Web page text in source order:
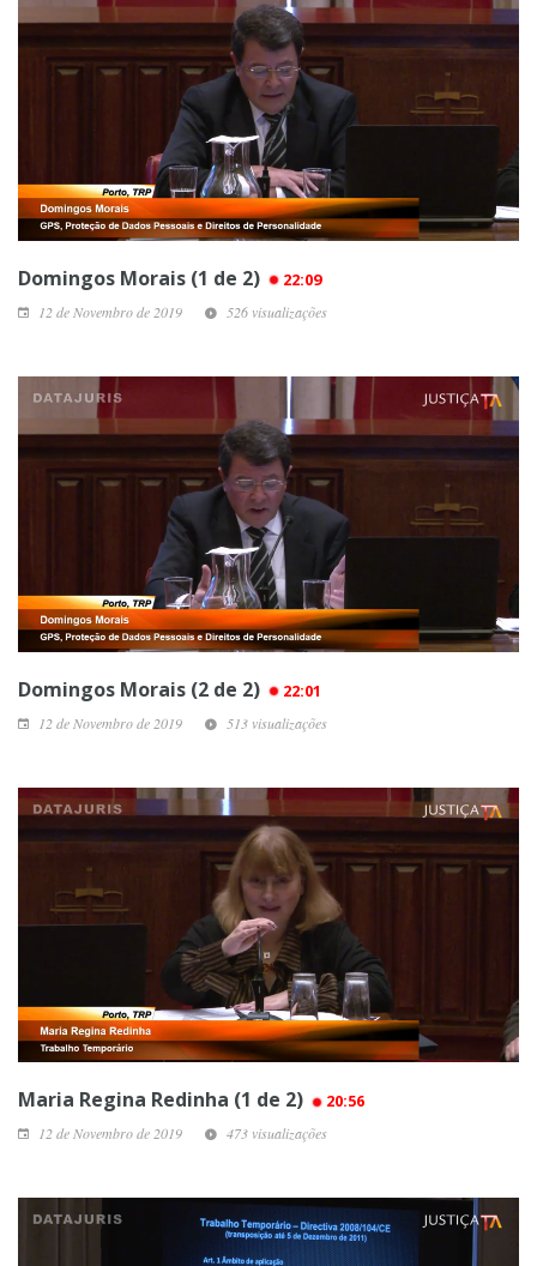
Domingos Morais (1 de 2) 22:09
12 de Novembro de 2019 526 visualizações
Domingos Morais (2 de 2) 22:01
12 de Novembro de 2019 513 visualizações
Maria Regina Redinha (1 de 2) 20:56
12 de Novembro de 2019 473 visualizações